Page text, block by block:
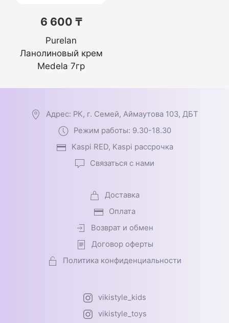
6 600 ₸
Purelan
Ланолиновый крем
Medela 7гр
Адрес: РК, г. Семей, Аймаутова 103, ДБТ
Режим работы: 9.30-18.30
Kaspi RED, Kaspi рассрочка
Связаться с нами
Доставка
Оплата
Возврат и обмен
Договор оферты
Политика конфиденциальности
vikistyle_kids
vikistyle_toys